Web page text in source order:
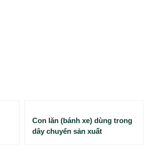
Con lăn (bánh xe) dùng trong
dây chuyển sản xuất